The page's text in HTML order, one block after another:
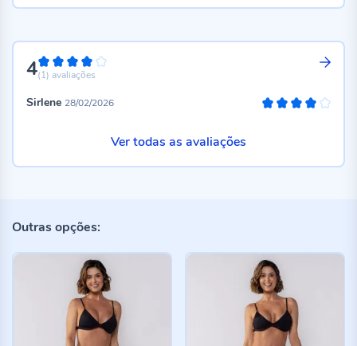
480%
(1) avaliações
Sirlene 28/02/2026
Ver todas as avaliações
Outras opções: